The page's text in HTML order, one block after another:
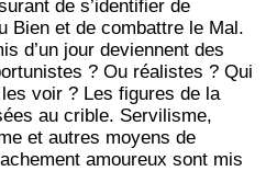
de s’identifier de
Bien et de combattre le Mal.
d’un jour deviennent des
? Ou réalistes ? Qui
voir ? Les figures de la
au crible. Servilisme,
et autres moyens de
amoureux sont mis